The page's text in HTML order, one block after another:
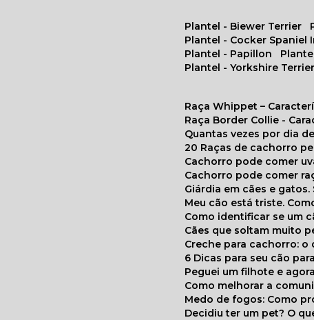
Plantel - Biewer Terrier
Plantel - Cocker Spaniel
Plantel - Papillon
Plantel - Yorkshire Terrier
Raça Whippet –
Raça Border Collie -
Quantas vezes por dia
20 Raças de cachorro
Cachorro pode comer
Cachorro pode comer
Giárdia em cães e
Meu cão está triste.
Como identificar se um
Cães que soltam muito
Creche para cachorro:
6 Dicas para seu cão
Peguei um filhote e
Como melhorar a
Medo de fogos: Como
Decidiu ter um pet? O